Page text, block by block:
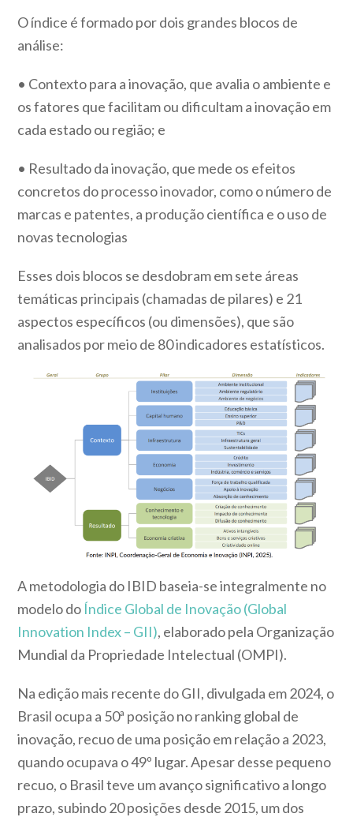
O índice é formado por dois grandes blocos de
análise:
• Contexto para a inovação, que avalia o ambiente e
os fatores que facilitam ou dificultam a inovação em
cada estado ou região; e
• Resultado da inovação, que mede os efeitos
concretos do processo inovador, como o número de
marcas e patentes, a produção científica e o uso de
novas tecnologias
Esses dois blocos se desdobram em sete áreas
temáticas principais (chamadas de pilares) e 21
aspectos específicos (ou dimensões), que são
analisados por meio de 80 indicadores estatísticos.
A metodologia do IBID baseia-se integralmente no
modelo do Índice Global de Inovação (Global
Innovation Index – GII), elaborado pela Organização
Mundial da Propriedade Intelectual (OMPI).
Na edição mais recente do GII, divulgada em 2024, o
Brasil ocupa a 50ª posição no ranking global de
inovação, recuo de uma posição em relação a 2023,
quando ocupava o 49º lugar. Apesar desse pequeno
recuo, o Brasil teve um avanço significativo a longo
prazo, subindo 20 posições desde 2015, um dos